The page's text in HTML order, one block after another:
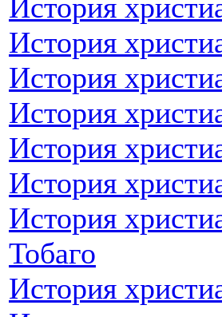
История
История
История
История
История
История
История
Тобаго
История